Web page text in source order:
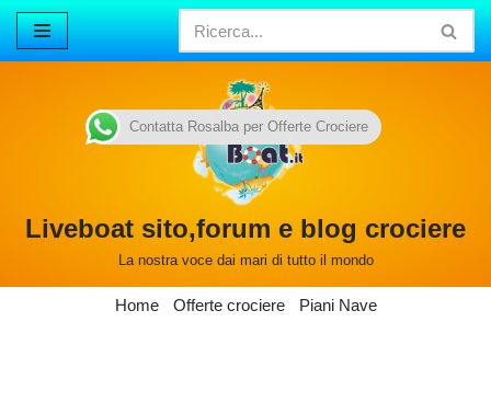
Vai
Liveboat sito,forum e blog crociere
La nostra voce dai mari di tutto il mondo
Home Offerte crociere Piani Nave
Contatta Rosalba per Offerte Crociere